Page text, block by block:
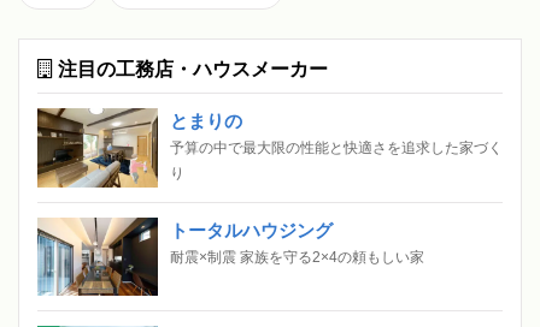
注目の工務店・ハウスメーカー
とまりの
予算の中で最大限の性能と快適さを追求した家づく
り
トータルハウジング
耐震×制震 家族を守る2×4の頼もしい家